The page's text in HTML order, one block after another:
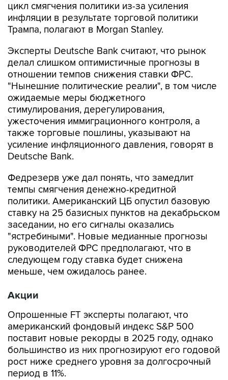
цикл смягчения политики из-за усиления
инфляции в результате торговой политики
Трампа, полагают в Morgan Stanley.
Эксперты Deutsche Bank считают, что рынок
делал слишком оптимистичные прогнозы в
отношении темпов снижения ставки ФРС.
"Нынешние политические реалии", в том числе
ожидаемые меры бюджетного
стимулирования, дерегулирования,
ужесточения иммиграционного контроля, а
также торговые пошлины, указывают на
усиление инфляционного давления, говорят в
Deutsche Bank.
Федрезерв уже дал понять, что замедлит
темпы смягчения денежно-кредитной
политики. Американский ЦБ опустил базовую
ставку на 25 базисных пунктов на декабрьском
заседании, но его сигналы оказались
"ястребиными". Новые медианные прогнозы
руководителей ФРС предполагают, что в
следующем году ставка будет снижена
меньше, чем ожидалось ранее.
Акции
Опрошенные FT эксперты полагают, что
американский фондовый индекс S&P 500
поставит новые рекорды в 2025 году, однако
большинство из них прогнозируют его годовой
рост ниже среднего уровня за долгосрочный
период в 11%.